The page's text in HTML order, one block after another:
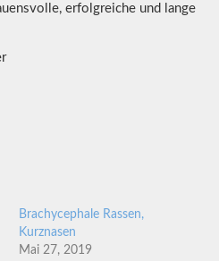
erfolgreiche und lange
Brachycephale Rassen,
Kurznasen
Mai 27, 2019